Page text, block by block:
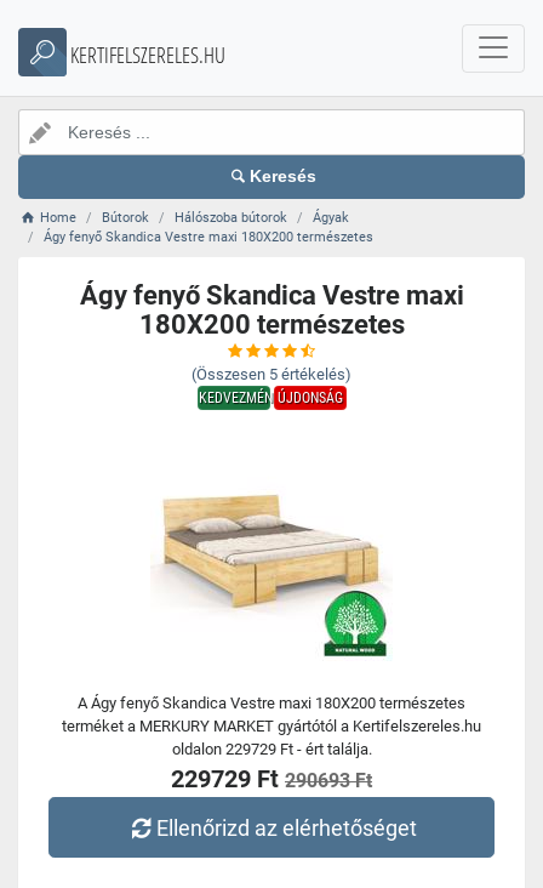
KERTIFELSZERELES.HU
Keresés
Home Bútorok Hálószoba bútorok
Ágyak
Ágy fenyő Skandica Vestre maxi 180X200 természetes
Ágy fenyő Skandica Vestre maxi
180X200 természetes
(Összesen 5 értékelés)
KEDVEZMÉNYÚJDONSÁG
A Ágy fenyő Skandica Vestre maxi 180X200 természetes
terméket a MERKURY MARKET gyártótól a Kertifelszereles.hu
oldalon 229729 Ft - ért találja.
229729 Ft 290693 Ft
Ellenőrizd az elérhetőséget